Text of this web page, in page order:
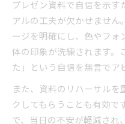
プレゼン資料で自信を示す
アルの工夫が欠かせません
ージを明確にし、色やフォ
体の印象が洗練されます。
た」という自信を無言でア
また、資料のリハーサルを
クしてもらうことも有効で
で、当日の不安が軽減され